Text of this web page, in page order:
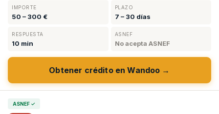
IMPORTE
50 – 300 €
PLAZO
7 – 30 días
RESPUESTA
10 min
ASNEF
No acepta ASNEF
Obtener crédito en Wandoo →
ASNEF ✓